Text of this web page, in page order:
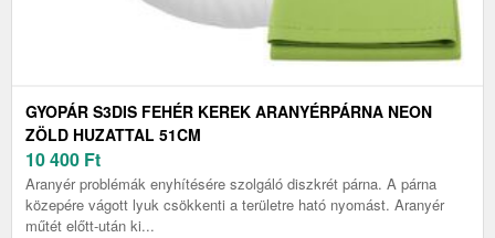
GYOPÁR S3DIS FEHÉR KEREK ARANYÉRPÁRNA NEON
ZÖLD HUZATTAL 51CM
10 400 Ft
Aranyér problémák enyhítésére szolgáló diszkrét párna. A párna
közepére vágott lyuk csökkenti a területre ható nyomást. Aranyér
műtét előtt-után ki...